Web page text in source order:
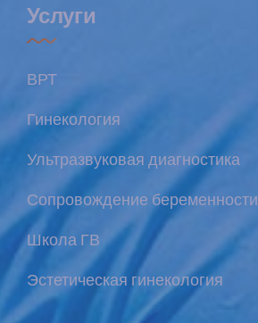
Услуги
ВРТ
Гинекология
Ультразвуковая диагностика
Сопровождение беременности
Школа ГВ
Эстетическая гинекология